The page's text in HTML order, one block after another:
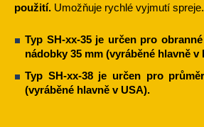
použití. Umožňuje rychlé vyjmutí spreje.
Typ SH-xx-35je určen pro
nádobky 35 mm (vyráběné hlavně v
Typ SH-xx-38je určen pro
(vyráběné hlavně v USA).